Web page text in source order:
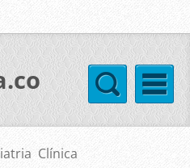
Clínica